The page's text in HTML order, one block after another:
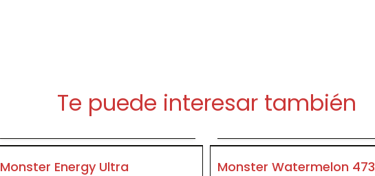
Te puede interesar también
Monster Energy Ultra Monster Watermelon 473